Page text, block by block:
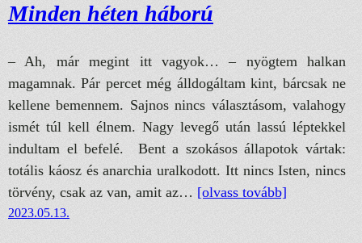
Minden héten háború
– Ah, már megint itt vagyok… – nyögtem halkan
magamnak. Pár percet még álldogáltam kint, bárcsak ne
kellene bemennem. Sajnos nincs választásom, valahogy
ismét túl kell élnem. Nagy levegő után lassú léptekkel
indultam el befelé. Bent a szokásos állapotok vártak:
totális káosz és anarchia uralkodott. Itt nincs Isten, nincs
törvény, csak az van, amit az… [olvass tovább]
2023.05.13.